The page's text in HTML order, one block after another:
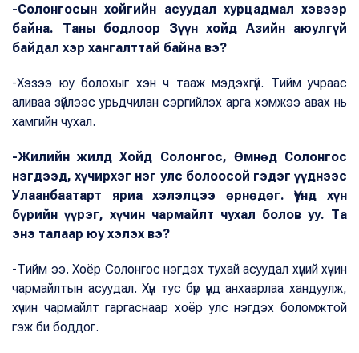
-Солонгосын хойгийн асуудал хурцадмал хэвээр
байна. Таны бодлоор Зүүн хойд Азийн аюулгүй
байдал хэр хангалттай байна вэ?
-Хэзээ юу болохыг хэн ч тааж мэдэхгүй. Тийм учраас
аливаа зүйлээс урьдчилан сэргийлэх арга хэмжээ авах нь
хамгийн чухал.
-Жилийн жилд Хойд Солонгос, Өмнөд Солонгос
нэгдээд, хүчирхэг нэг улс болоосой гэдэг үүднээс
Улаанбаатарт яриа хэлэлцээ өрнөдөг. Үүнд хүн
бүрийн үүрэг, хүчин чармайлт чухал болов уу. Та
энэ талаар юу хэлэх вэ?
-Тийм ээ. Хоёр Солонгос нэгдэх тухай асуудал хүний хүчин
чармайлтын асуудал. Хүн тус бүр үүнд анхаарлаа хандуулж,
хүчин чармайлт гаргаснаар хоёр улс нэгдэх боломжтой
гэж би боддог.